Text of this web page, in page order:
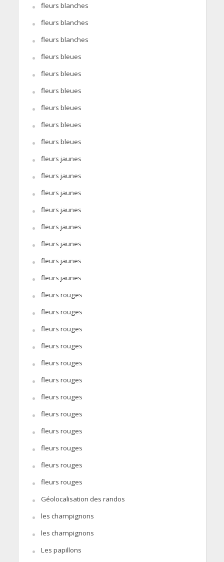
fleurs blanches
fleurs blanches
fleurs blanches
fleurs bleues
fleurs bleues
fleurs bleues
fleurs bleues
fleurs bleues
fleurs bleues
fleurs jaunes
fleurs jaunes
fleurs jaunes
fleurs jaunes
fleurs jaunes
fleurs jaunes
fleurs jaunes
fleurs jaunes
fleurs rouges
fleurs rouges
fleurs rouges
fleurs rouges
fleurs rouges
fleurs rouges
fleurs rouges
fleurs rouges
fleurs rouges
fleurs rouges
fleurs rouges
fleurs rouges
Géolocalisation des randos
les champignons
les champignons
Les papillons